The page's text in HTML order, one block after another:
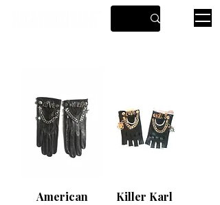
American
Killer Karl